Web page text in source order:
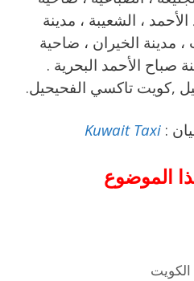
، الشعيبة ، مدينة
مدينة الخيران ، ضاحية
صباح الأحمد البحرية .
,كويت تاكسي الفحيحيل.
:
Kuwait Taxi
الموضوع